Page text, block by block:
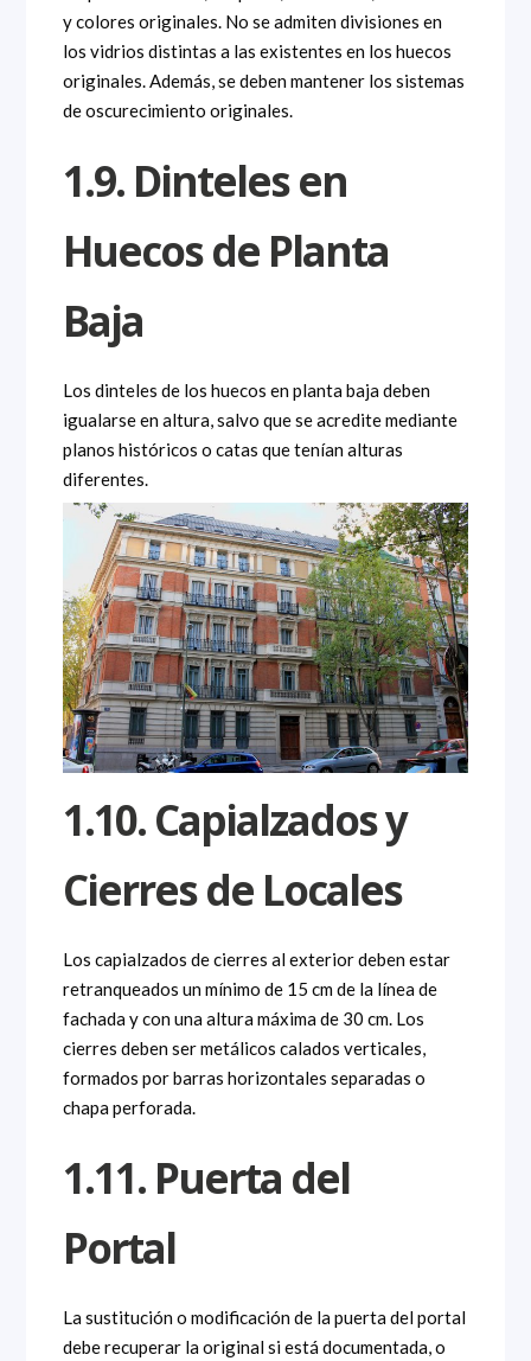
y colores originales. No se admiten divisiones en
los vidrios distintas a las existentes en los huecos
originales. Además, se deben mantener los sistemas
de oscurecimiento originales.
1.9. Dinteles en
Huecos de Planta
Baja
Los dinteles de los huecos en planta baja deben
igualarse en altura, salvo que se acredite mediante
planos históricos o catas que tenían alturas
diferentes.
1.10. Capialzados y
Cierres de Locales
Los capialzados de cierres al exterior deben estar
retranqueados un mínimo de 15 cm de la línea de
fachada y con una altura máxima de 30 cm. Los
cierres deben ser metálicos calados verticales,
formados por barras horizontales separadas o
chapa perforada.
1.11. Puerta del
Portal
La sustitución o modificación de la puerta del portal
debe recuperar la original si está documentada, o